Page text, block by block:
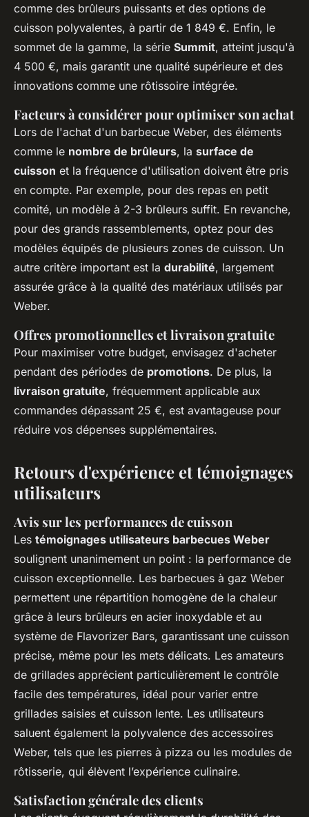
comme des brûleurs puissants et des options de
cuisson polyvalentes, à partir de 1 849 €. Enfin, le
sommet de la gamme, la série Summit, atteint jusqu'à
4 500 €, mais garantit une qualité supérieure et des
innovations comme une rôtissoire intégrée.
Facteurs à considérer pour optimiser son achat
Lors de l'achat d'un barbecue Weber, des éléments
comme le nombre de brûleurs, la surface de
cuisson et la fréquence d'utilisation doivent être pris
en compte. Par exemple, pour des repas en petit
comité, un modèle à 2-3 brûleurs suffit. En revanche,
pour des grands rassemblements, optez pour des
modèles équipés de plusieurs zones de cuisson. Un
autre critère important est la durabilité, largement
assurée grâce à la qualité des matériaux utilisés par
Weber.
Offres promotionnelles et livraison gratuite
Pour maximiser votre budget, envisagez d'acheter
pendant des périodes de promotions. De plus, la
livraison gratuite, fréquemment applicable aux
commandes dépassant 25 €, est avantageuse pour
réduire vos dépenses supplémentaires.
Retours d'expérience et témoignages
utilisateurs
Avis sur les performances de cuisson
Les témoignages utilisateurs barbecues Weber
soulignent unanimement un point : la performance de
cuisson exceptionnelle. Les barbecues à gaz Weber
permettent une répartition homogène de la chaleur
grâce à leurs brûleurs en acier inoxydable et au
système de Flavorizer Bars, garantissant une cuisson
précise, même pour les mets délicats. Les amateurs
de grillades apprécient particulièrement le contrôle
facile des températures, idéal pour varier entre
grillades saisies et cuisson lente. Les utilisateurs
saluent également la polyvalence des accessoires
Weber, tels que les pierres à pizza ou les modules de
rôtisserie, qui élèvent l’expérience culinaire.
Satisfaction générale des clients